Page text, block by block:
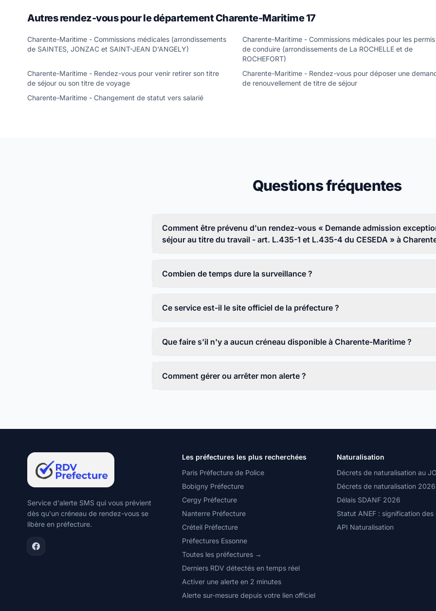
Autres rendez-vous pour le département Charente-Maritime 17
Charente-Maritime - Commissions médicales (arrondissements
de SAINTES, JONZAC et SAINT-JEAN D'ANGELY)
Charente-Maritime - Commissions médicales pour les permis
de conduire (arrondissements de La ROCHELLE et de
ROCHEFORT)
Charente-Maritime - Rendez-vous pour venir retirer son titre
de séjour ou son titre de voyage
Charente-Maritime - Rendez-vous pour déposer une
de renouvellement de titre de séjour
Charente-Maritime - Changement de statut vers salarié
Questions fréquentes
Comment être prévenu d'un rendez-vous « Demande admission
séjour au titre du travail - art. L.435-1 et L.435-4 du CESEDA » à
Combien de temps dure la surveillance ?
Ce service est-il le site officiel de la préfecture ?
Que faire s'il n'y a aucun créneau disponible à Charente-Maritime ?
Comment gérer ou arrêter mon alerte ?
Service d'alerte SMS qui vous prévient
dès qu'un créneau de rendez-vous se
libère en préfecture.
Les préfectures les plus recherchées
Paris Préfecture de Police
Bobigny Préfecture
Cergy Préfecture
Nanterre Préfecture
Créteil Préfecture
Préfectures Essonne
Toutes les préfectures →
Derniers RDV détectés en temps réel
Activer une alerte en 2 minutes
Alerte sur-mesure depuis votre lien officiel
Naturalisation
Décrets de naturalisation au
Décrets de naturalisation 2026
Délais SDANF 2026
Statut ANEF : signification des
API Naturalisation